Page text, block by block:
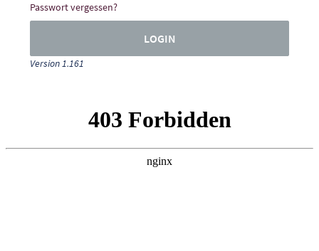
Passwort vergessen?
LOGIN
Version 1.161